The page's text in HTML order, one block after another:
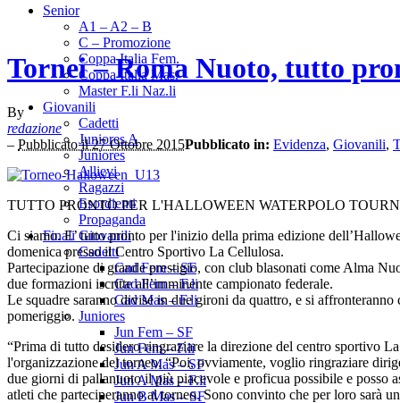
Senior
A1 – A2 – B
C – Promozione
Coppa Italia Fem.
Coppa Italia Mas.
Master F.li Naz.li
Giovanili
Cadetti
Juniores A
Juniores
Allievi
Ragazzi
Esordienti
Propaganda
Finali Giovanili
Cadetti
Cad Fem – SF
Cad Fem – F.li
Cad Mas – F.li
Juniores
Jun Fem – SF
Jun Fem – F.li
Jun A Mas – SF
Jun A Mas – F.li
Jun B Mas – SF
Tornei – Roma Nuoto, tutto
By
redazione
– Pubblicato il 27 Ottobre 2015Pubblicato in: Evidenza, Giovanili,
TUTTO PRONTO PER L'HALLOWEEN WATERPOLO
Ci siamo. E’ tutto pronto per l'inizio della prima edizione
domenica presso il Centro Sportivo La Cellulosa.
Partecipazione di grande prestigio, con club blasonati come Alma
due formazioni iscritte all’imminente campionato federale.
Le squadre saranno divise in due gironi da quattro, e si
pomeriggio.
“Prima di tutto desidero ringraziare la direzione del centro sportivo
l'organizzazione del torneo. “Poi, ovviamente, voglio ringraziare
due giorni di pallanuoto il più piacevole e proficua possibile e posso
atleti che parteciperanno al torneo. Sono convinto che per loro sarà